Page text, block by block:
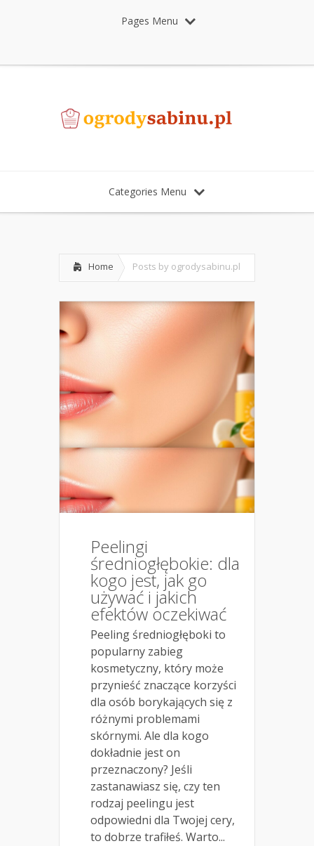
Pages Menu
Categories Menu
Home Posts by ogrodysabinu.pl
Peelingi
średniogłębokie: dla
kogo jest, jak go
używać i jakich
efektów oczekiwać
Peeling średniogłęboki to
popularny zabieg
kosmetyczny, który może
przynieść znaczące korzyści
dla osób borykających się z
różnymi problemami
skórnymi. Ale dla kogo
dokładnie jest on
przeznaczony? Jeśli
zastanawiasz się, czy ten
rodzaj peelingu jest
odpowiedni dla Twojej cery,
to dobrze trafiłeś. Warto...